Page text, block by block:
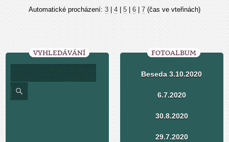
Automatické procházení: 3 4 5 6 7 (čas ve vteřinách)
VYHLEDÁVÁNÍ FOTOALBUM
Beseda 3.10.2020
6.7.2020
30.8.2020
29.7.2020